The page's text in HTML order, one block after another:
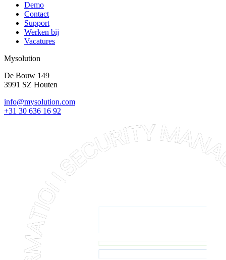
Demo
Contact
Support
Werken bij
Vacatures
Mysolution
De Bouw 149
3991 SZ Houten
info@mysolution.com
+31 30 636 16 92